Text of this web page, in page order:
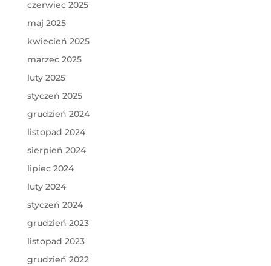
czerwiec 2025
maj 2025
kwiecień 2025
marzec 2025
luty 2025
styczeń 2025
grudzień 2024
listopad 2024
sierpień 2024
lipiec 2024
luty 2024
styczeń 2024
grudzień 2023
listopad 2023
grudzień 2022